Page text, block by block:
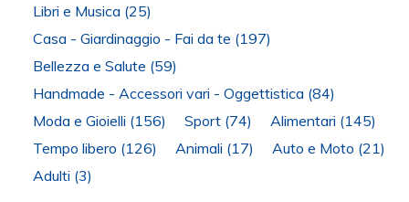
Libri e Musica (25)
Casa - Giardinaggio - Fai da te (197)
Bellezza e Salute (59)
Handmade - Accessori vari - Oggettistica (84)
Moda e Gioielli (156) Sport (74) Alimentari (145)
Tempo libero (126) Animali (17) Auto e Moto (21)
Adulti (3)